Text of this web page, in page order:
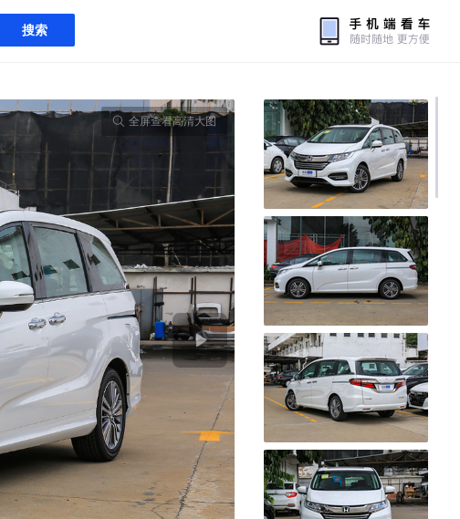
搜索
全屏查看高清大图